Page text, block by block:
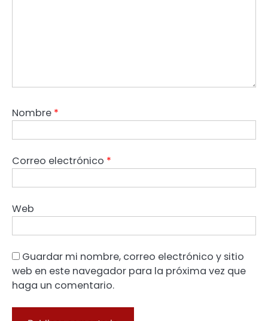
Nombre *
Correo electrónico *
Web
Guardar mi nombre, correo electrónico y sitio
web en este navegador para la próxima vez que
haga un comentario.